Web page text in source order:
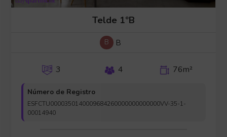
Telde 1ºB
B B
3 4 76m²
Número de Registro
ESFCTU0000350140009684260000000000000VV-35-1-
00014940